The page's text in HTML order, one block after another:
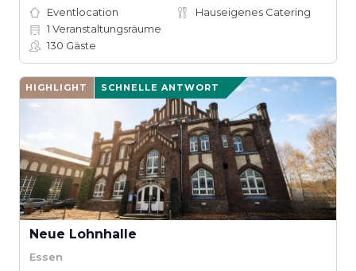
Eventlocation
Hauseigenes Catering
1 Veranstaltungsräume
130 Gäste
HIGHLIGHT SCHNELLE ANTWORT
Neue Lohnhalle
Essen